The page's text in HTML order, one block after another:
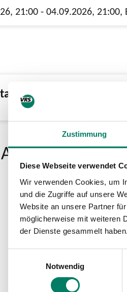
Zustimmung
Diese Webseite verwendet
Wir verwenden Cookies, um
und die Zugriffe auf unsere
Website an unsere Partner
möglicherweise mit weiteren
der Dienste gesammelt haben.
Notwendig
Tickets & Preise
ab